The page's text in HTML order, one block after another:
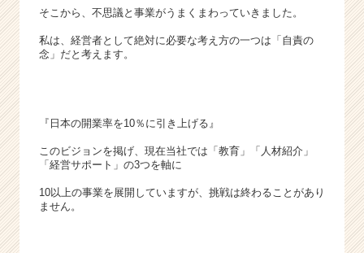
そこから、不思議と事業がうまくまわっていきました。
私は、経営者として絶対に必要な考え方の一つは「自責の
念」だと考えます。
『日本の開業率を10％に引き上げる』
このビジョンを掲げ、現在当社では「教育」「人材紹介」
「経営サポート」の3つを軸に
10以上の事業を展開していますが、挑戦は終わることがあり
ません。